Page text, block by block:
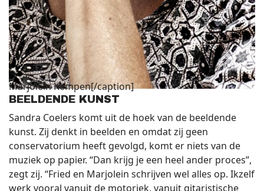
Marjolein Kempen[/caption]
BEELDENDE KUNST
Sandra Coelers komt uit de hoek van de beeldende
kunst. Zij denkt in beelden en omdat zij geen
conservatorium heeft gevolgd, komt er niets van de
muziek op papier. “Dan krijg je een heel ander proces”,
zegt zij. “Fried en Marjolein schrijven wel alles op. Ikzelf
werk vooral vanuit de motoriek, vanuit gitaristische